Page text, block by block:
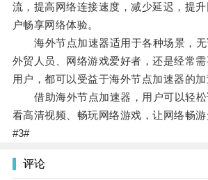
流，提高网络连接速度，减少延迟，提
户畅享网络体验。
海外节点加速器适用于各种场景，无
外贸人员、网络游戏爱好者，还是经常
用户，都可以受益于海外节点加速器的加
借助海外节点加速器，用户可以轻松
看高清视频、畅玩网络游戏，让网络畅游
#3#
评论